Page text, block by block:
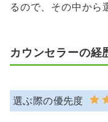
るので、その中から
カウンセラーの経
選ぶ際の優先度